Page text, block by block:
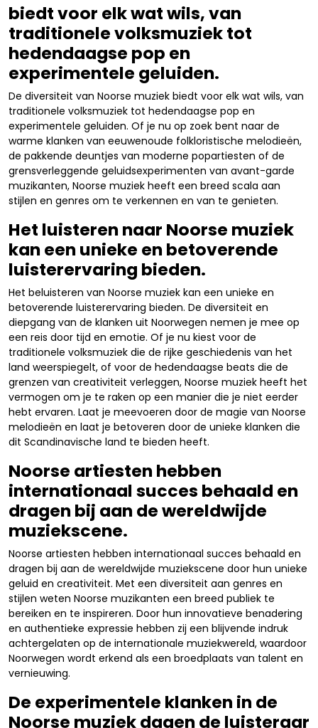
biedt voor elk wat wils, van
traditionele volksmuziek tot
hedendaagse pop en
experimentele geluiden.
De diversiteit van Noorse muziek biedt voor elk wat wils, van
traditionele volksmuziek tot hedendaagse pop en
experimentele geluiden. Of je nu op zoek bent naar de
warme klanken van eeuwenoude folkloristische melodieën,
de pakkende deuntjes van moderne popartiesten of de
grensverleggende geluidsexperimenten van avant-garde
muzikanten, Noorse muziek heeft een breed scala aan
stijlen en genres om te verkennen en van te genieten.
Het luisteren naar Noorse muziek
kan een unieke en betoverende
luisterervaring bieden.
Het beluisteren van Noorse muziek kan een unieke en
betoverende luisterervaring bieden. De diversiteit en
diepgang van de klanken uit Noorwegen nemen je mee op
een reis door tijd en emotie. Of je nu kiest voor de
traditionele volksmuziek die de rijke geschiedenis van het
land weerspiegelt, of voor de hedendaagse beats die de
grenzen van creativiteit verleggen, Noorse muziek heeft het
vermogen om je te raken op een manier die je niet eerder
hebt ervaren. Laat je meevoeren door de magie van Noorse
melodieën en laat je betoveren door de unieke klanken die
dit Scandinavische land te bieden heeft.
Noorse artiesten hebben
internationaal succes behaald en
dragen bij aan de wereldwijde
muziekscene.
Noorse artiesten hebben internationaal succes behaald en
dragen bij aan de wereldwijde muziekscene door hun unieke
geluid en creativiteit. Met een diversiteit aan genres en
stijlen weten Noorse muzikanten een breed publiek te
bereiken en te inspireren. Door hun innovatieve benadering
en authentieke expressie hebben zij een blijvende indruk
achtergelaten op de internationale muziekwereld, waardoor
Noorwegen wordt erkend als een broedplaats van talent en
vernieuwing.
De experimentele klanken in de
Noorse muziek dagen de luisteraar